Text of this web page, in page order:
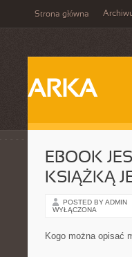
Strona główna
ARKA
EBOOK
KSIĄŻKĄ
POSTED BY ADMIN
WYŁĄCZONA
Kogo można opisać